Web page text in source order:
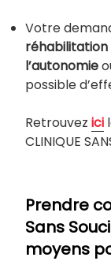
Votre
réhabilitation
l’autonomie
possible
Retrouvez ici
CLINIQUE
Prendre
Sans
moyens